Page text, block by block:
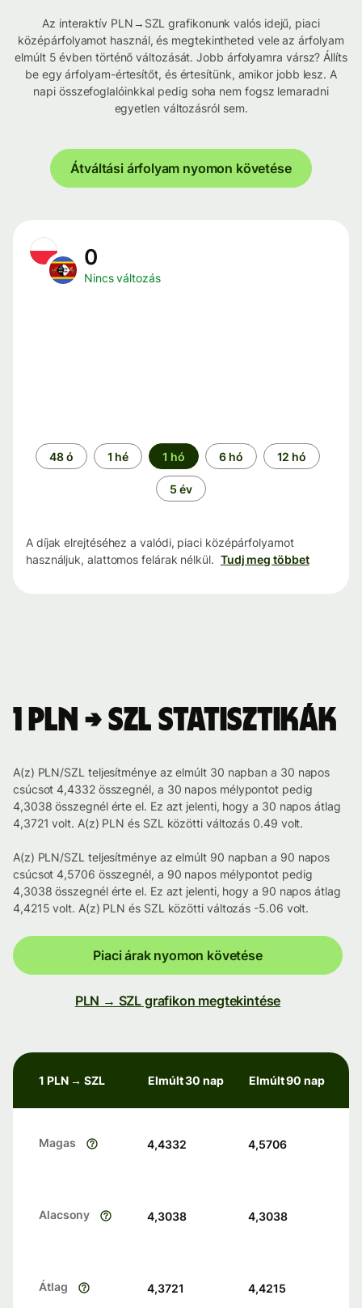
Az interaktív PLN→SZL grafikonunk valós idejű, piaci
középárfolyamot használ, és megtekintheted vele az árfolyam
elmúlt 5 évben történő változását. Jobb árfolyamra vársz? Állíts
be egy árfolyam-értesítőt, és értesítünk, amikor jobb lesz. A
napi összefoglalóinkkal pedig soha nem fogsz lemaradni
egyetlen változásról sem.
Átváltási árfolyam nyomon követése
0
Nincs változás
Időszak
48 ó 1 hé 1 hó 6 hó 12 hó
5 év
A díjak elrejtéséhez a valódi, piaci középárfolyamot
használjuk, alattomos felárak nélkül. Tudj meg többet
1 PLN → SZL statisztikák
A(z) PLN/SZL teljesítménye az elmúlt 30 napban a 30 napos
csúcsot 4,4332 összegnél, a 30 napos mélypontot pedig
4,3038 összegnél érte el. Ez azt jelenti, hogy a 30 napos átlag
4,3721 volt. A(z) PLN és SZL közötti változás 0.49 volt.
A(z) PLN/SZL teljesítménye az elmúlt 90 napban a 90 napos
csúcsot 4,5706 összegnél, a 90 napos mélypontot pedig
4,3038 összegnél érte el. Ez azt jelenti, hogy a 90 napos átlag
4,4215 volt. A(z) PLN és SZL közötti változás -5.06 volt.
Piaci árak nyomon követése
PLN → SZL grafikon megtekintése
1 PLN → SZL Elmúlt 30 nap Elmúlt 90 nap
Magas 4,4332 4,5706
Alacsony 4,3038 4,3038
Átlag 4,3721 4,4215